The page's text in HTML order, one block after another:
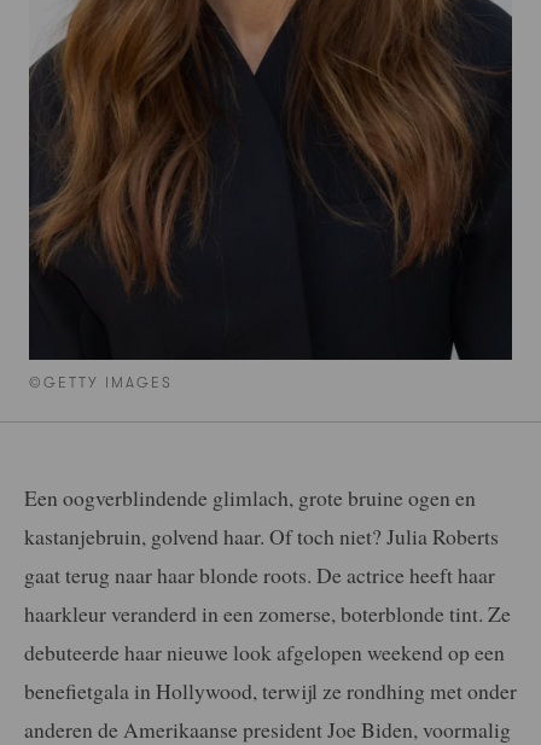
©GETTY IMAGES
Een oogverblindende glimlach, grote bruine ogen en
kastanjebruin, golvend haar. Of toch niet? Julia Roberts
gaat terug naar haar blonde roots. De actrice heeft haar
haarkleur veranderd in een zomerse, boterblonde tint. Ze
debuteerde haar nieuwe look afgelopen weekend op een
benefietgala in Hollywood, terwijl ze rondhing met onder
anderen de Amerikaanse president Joe Biden, voormalig